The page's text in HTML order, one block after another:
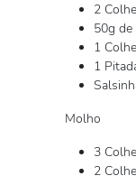
2
50g de
1
1
Molho
3
2